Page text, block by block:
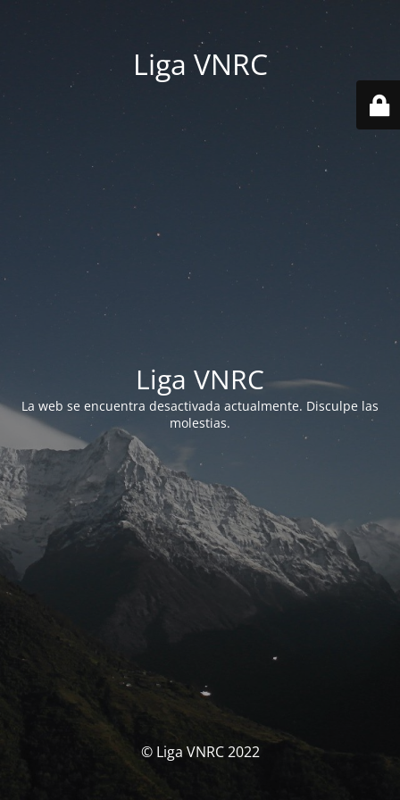
Liga VNRC
Liga VNRC
La web se encuentra desactivada actualmente. Disculpe las
molestias.
© Liga VNRC 2022